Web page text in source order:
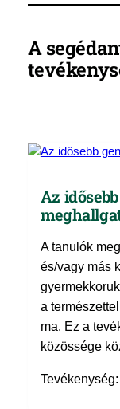
A
Az
A tanulók
és/vagy más
a
ma. Ez a
közössége